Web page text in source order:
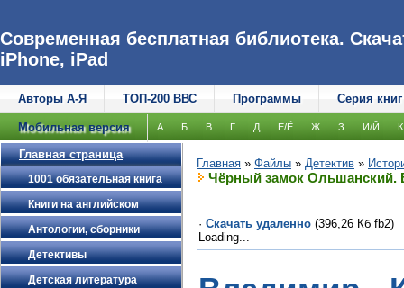
Современная бесплатная библиотека.
iPhone, iPad
Авторы А-Я ТОП-200 ВВС Программы Серия книг
Мобильная версия А Б В Г Д Е/Ё Ж З И/Й К
Главная страница
1001 обязательная книга
Книги на английском
Антологии, сборники
Детективы
Детская литература
Главная » Файлы » Детектив »
Чёрный замок Ольшанский.
· Скачать удаленно (396,26 Кб fb2)
Loading...